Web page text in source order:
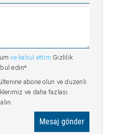
ve kabul ettim Gizlilik
edin*
abone olun ve düzenli
ve daha fazlası
Mesaj gönder